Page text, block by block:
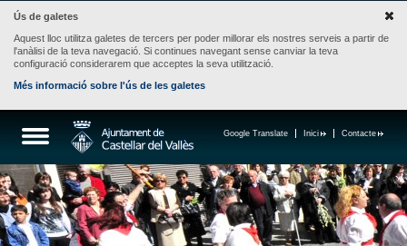
Ús de galetes
Aquest lloc utilitza galetes de tercers per poder millorar els nostres serveis a partir de
l'anàlisi de la teva navegació. Si continues navegant sense canviar la teva
configuració considerarem que acceptes la seva utilització.
Més informació sobre l'ús de les galetes
Contacte
Inici
Google Translate